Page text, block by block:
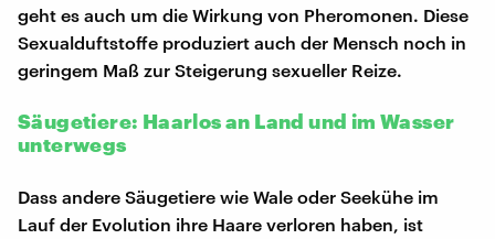
geht es auch um die Wirkung von Pheromonen. Diese
Sexualduftstoffe produziert auch der Mensch noch in
geringem Maß zur Steigerung sexueller Reize.
Säugetiere: Haarlos an Land und im Wasser
unterwegs
Dass andere Säugetiere wie Wale oder Seekühe im
Lauf der Evolution ihre Haare verloren haben, ist